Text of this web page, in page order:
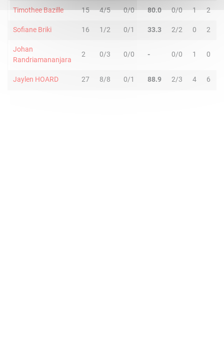
Timothee Bazille 15 4/5 0/0 80.0 0/0 1 2
Sofiane Briki 16 1/2 0/1 33.3 2/2 0 2
Johan
Randriamananjara
2 0/3 0/0 - 0/0 1 0
Jaylen HOARD 27 8/8 0/1 88.9 2/3 4 6